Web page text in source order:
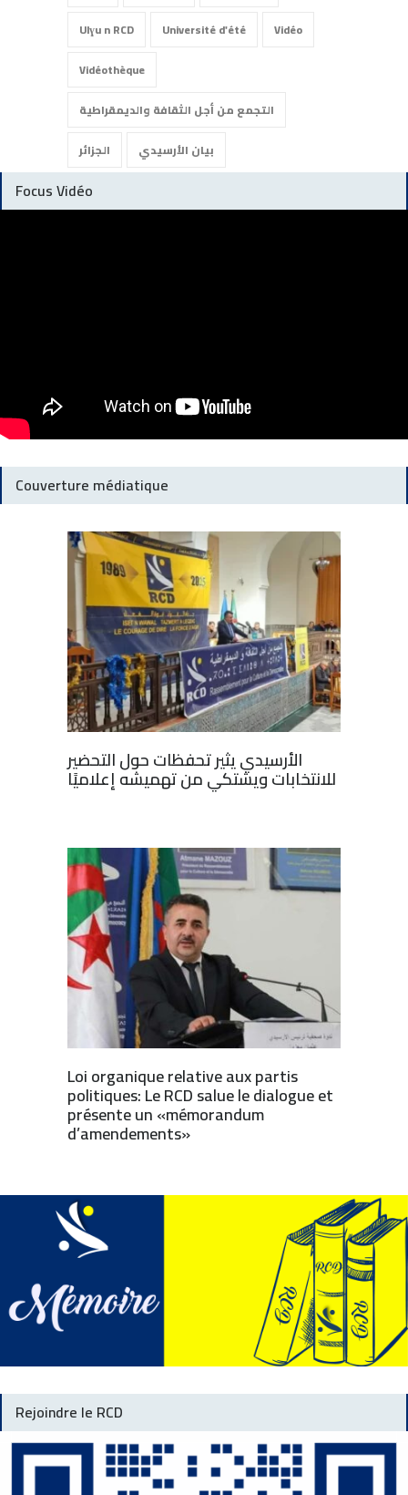
Ulɣu n RCD
Université d'été
Vidéo
Vidéothèque
التجمع من أجل الثقافة والديمقراطية
الجزائر
بيان الأرسيدي
Focus Vidéo
Couverture médiatique
الأرسيدي يثير تحفظات حول التحضير
للانتخابات ويشتكي من تهميشه إعلاميًا
Loi organique relative aux partis
politiques: Le RCD salue le dialogue et
présente un «mémorandum
d’amendements»
Rejoindre le RCD